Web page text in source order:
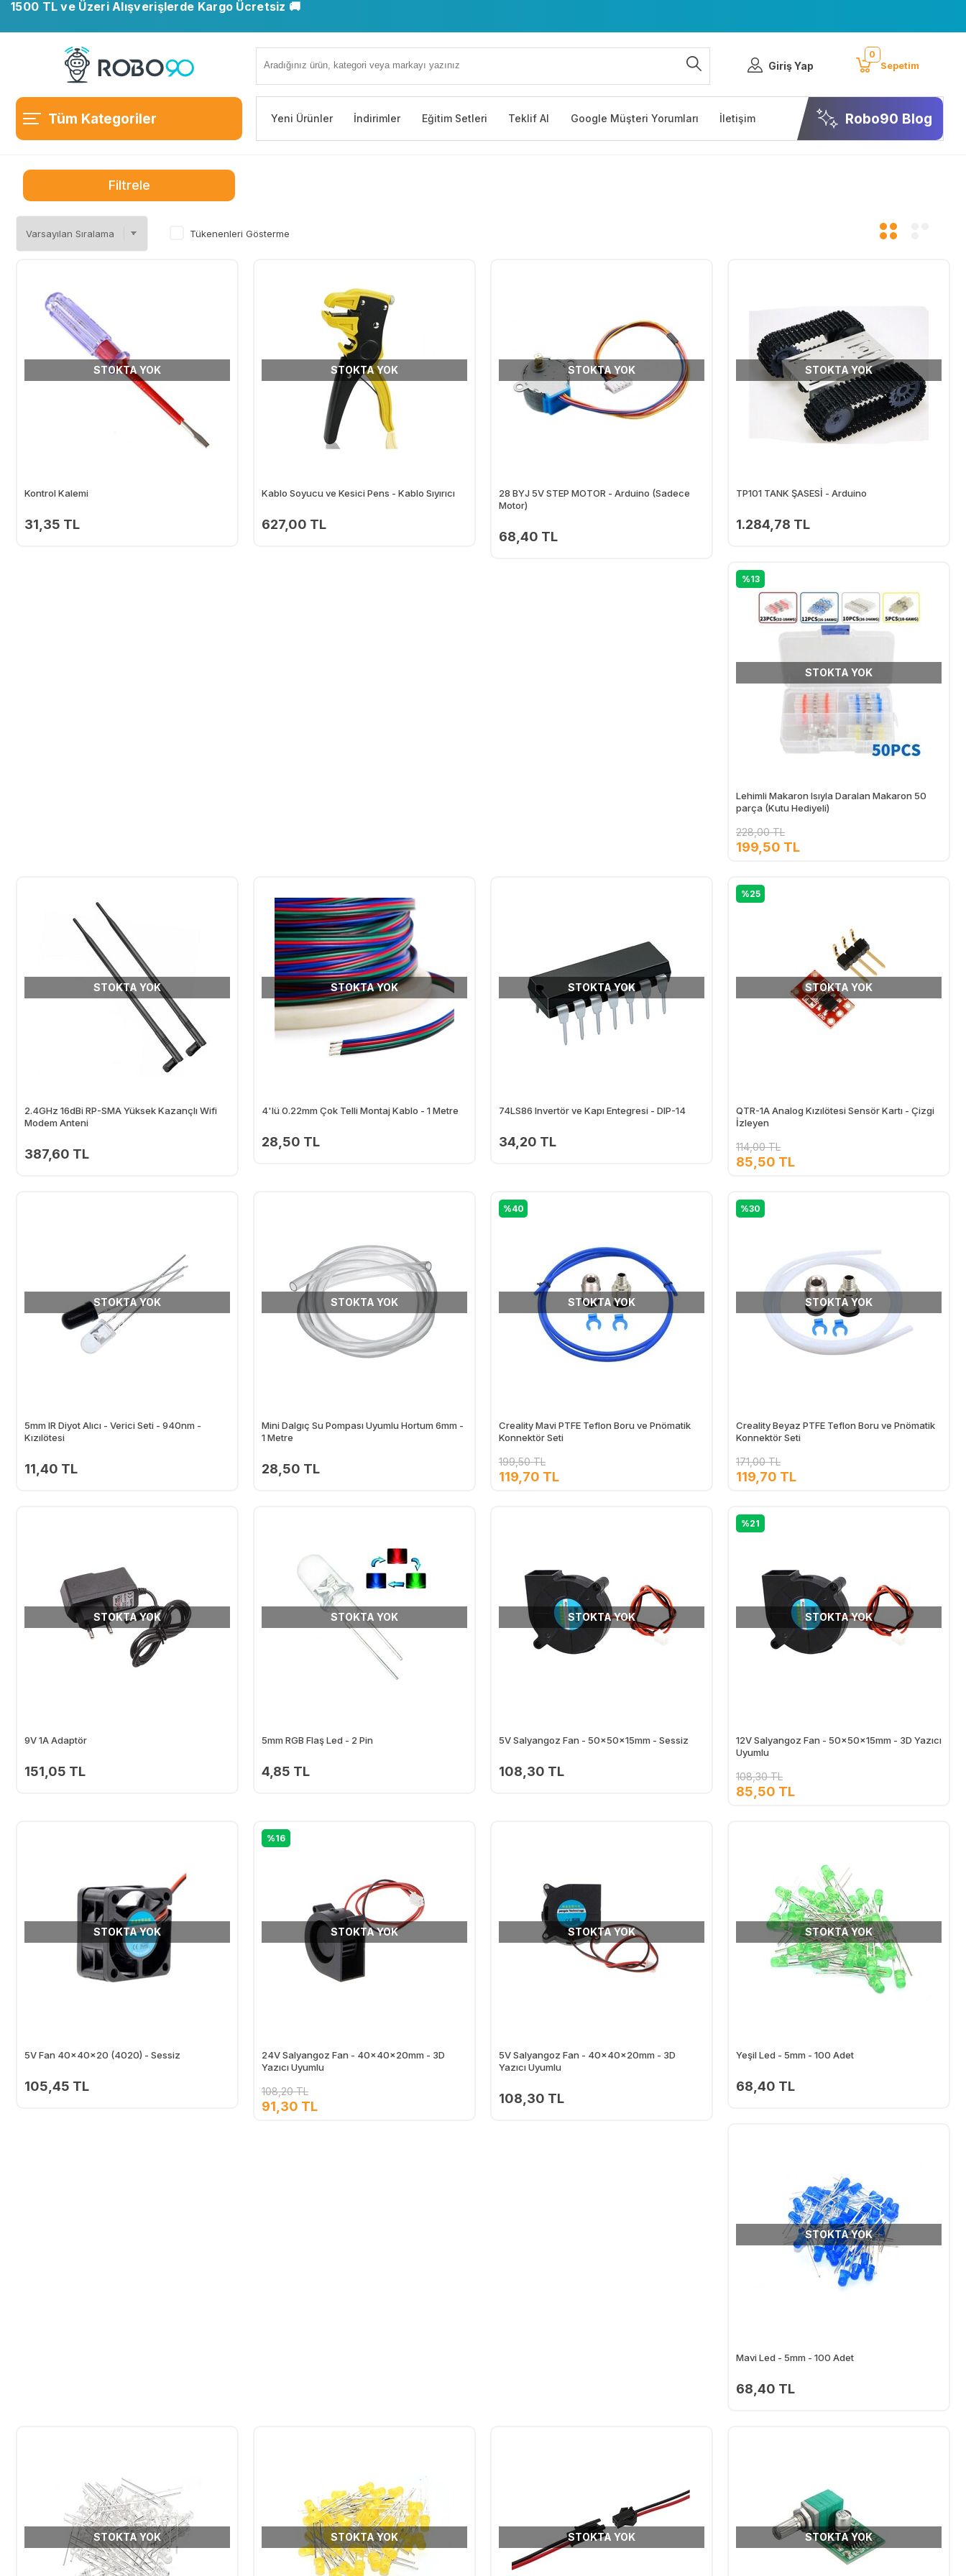
1500 TL ve Üzeri Alışverişlerde Kargo Ücretsiz 🚚
📍 Ofisimiz taşındı. Yeni adresimiz: Ostim OSB, Turan Çiğdem Cd. No: 35 Yenimahalle/Ankara
Giriş Yap
0
Sepetim
Tüm Kategoriler Yeni Ürünler İndirimler Eğitim Setleri Teklif Al Google Müşteri Yorumları İletişim Robo90 Blog
Filtrele
Tükenenleri Gösterme
STOKTA YOK
Kontrol Kalemi
31,35 TL
STOKTA YOK
Kablo Soyucu ve Kesici Pens - Kablo Sıyırıcı
627,00 TL
STOKTA YOK
28 BYJ 5V STEP MOTOR - Arduino (Sadece
Motor)
68,40 TL
STOKTA YOK
TP101 TANK ŞASESİ - Arduino
1.284,78 TL
%13
STOKTA YOK
Lehimli Makaron Isıyla Daralan Makaron 50
parça (Kutu Hediyeli)
228,00 TL
199,50 TL
STOKTA YOK
2.4GHz 16dBi RP-SMA Yüksek Kazançlı Wifi
Modem Anteni
387,60 TL
STOKTA YOK
4'lü 0.22mm Çok Telli Montaj Kablo - 1 Metre
28,50 TL
STOKTA YOK
74LS86 Invertör ve Kapı Entegresi - DIP-14
34,20 TL
%25
STOKTA YOK
QTR-1A Analog Kızılötesi Sensör Kartı - Çizgi
İzleyen
114,00 TL
85,50 TL
STOKTA YOK
5mm IR Diyot Alıcı - Verici Seti - 940nm -
Kızılötesi
11,40 TL
STOKTA YOK
Mini Dalgıç Su Pompası Uyumlu Hortum 6mm -
1 Metre
28,50 TL
%40
STOKTA YOK
Creality Mavi PTFE Teflon Boru ve Pnömatik
Konnektör Seti
199,50 TL
119,70 TL
%30
STOKTA YOK
Creality Beyaz PTFE Teflon Boru ve Pnömatik
Konnektör Seti
171,00 TL
119,70 TL
STOKTA YOK
9V 1A Adaptör
151,05 TL
STOKTA YOK
5mm RGB Flaş Led - 2 Pin
4,85 TL
STOKTA YOK
5V Salyangoz Fan - 50x50x15mm - Sessiz
108,30 TL
%21
STOKTA YOK
12V Salyangoz Fan - 50x50x15mm - 3D Yazıcı
Uyumlu
108,30 TL
85,50 TL
STOKTA YOK
5V Fan 40x40x20 (4020) - Sessiz
105,45 TL
%16
STOKTA YOK
24V Salyangoz Fan - 40x40x20mm - 3D
Yazıcı Uyumlu
108,20 TL
91,30 TL
STOKTA YOK
5V Salyangoz Fan - 40x40x20mm - 3D
Yazıcı Uyumlu
108,30 TL
STOKTA YOK
Yeşil Led - 5mm - 100 Adet
68,40 TL
STOKTA YOK
Mavi Led - 5mm - 100 Adet
68,40 TL
STOKTA YOK STOKTA YOK STOKTA YOK STOKTA YOK